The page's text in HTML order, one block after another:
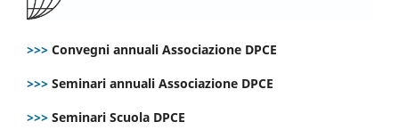
>>> Convegni annuali Associazione DPCE
>>> Seminari annuali Associazione DPCE
>>> Seminari Scuola DPCE